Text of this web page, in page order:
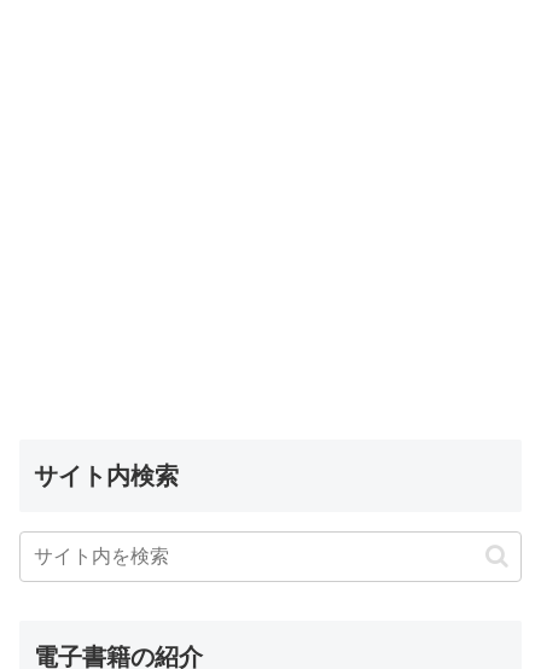
サイト内検索
電子書籍の紹介